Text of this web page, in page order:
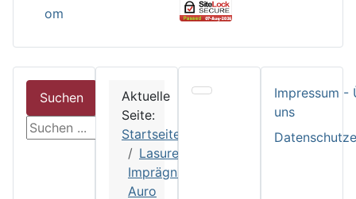
Suchen
suchen
Aktuelle
Seite:
Startseite
Lasuren und
Imprägnierungen
Auro
Impressum -
uns